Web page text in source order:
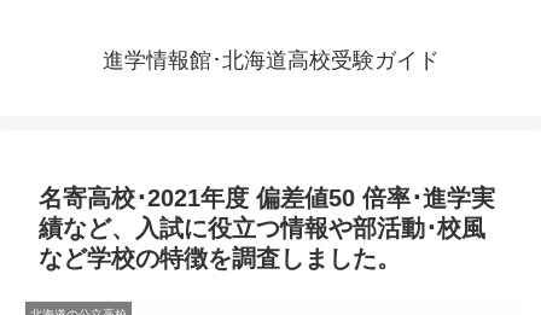
進学情報館･北海道高校受験ガイド
名寄高校･2021年度 偏差値50 倍率･進学実
績など、入試に役立つ情報や部活動･校風
など学校の特徴を調査しました。